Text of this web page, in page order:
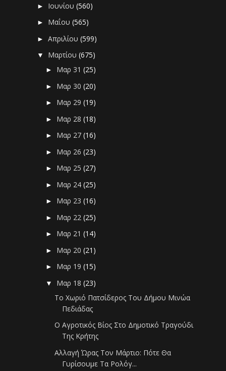
► Ιουνίου(560)
► Μαΐου(565)
►Απριλίου(599)
▼ Μαρτίου(675)
► Μαρ 31(25)
► Μαρ 30(20)
► Μαρ 29(19)
► Μαρ 28(18)
► Μαρ 27(16)
► Μαρ 26(23)
► Μαρ 25(27)
► Μαρ 24(25)
► Μαρ 23(16)
► Μαρ 22(25)
► Μαρ 21(14)
► Μαρ 20(21)
► Μαρ 19(15)
▼ Μαρ 18(23)
Το Χωριό Πατσίδερος Του Δήμου Μινώα
Πεδιάδας
Ο Αγροτικός Βίος Στο Δημοτικό Τραγούδι
Της Κρήτης
Αλλαγή Ώρας Τον Μάρτιο: Πότε Θα
Γυρίσουμε Τα Ρολόγ...